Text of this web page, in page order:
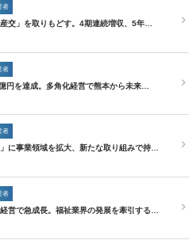
者
交」を取りもどす。4期連続増収、5年…
者
円を達成。多角化経営で熊本から未来…
者
」に事業領域を拡大、新たな取り組みで持…
者
営で急成長。福祉業界の発展を牽引する…